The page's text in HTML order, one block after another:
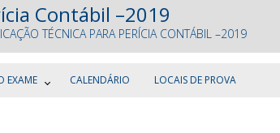
Contábil –2019
TÉCNICA PARA PERÍCIA CONTÁBIL –2019
EXAME CALENDÁRIO LOCAIS DE PROVA